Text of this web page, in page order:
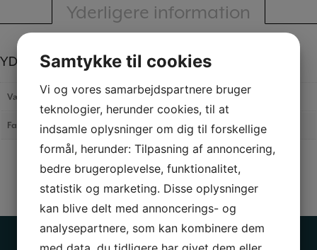
Yderligere information
YDERLIGERE INFORMATION
Vægt N/A
Farve Blå, Fersken, Oliven
Samtykke til cookies
Vi og vores samarbejdspartnere bruger
teknologier, herunder cookies, til at
indsamle oplysninger om dig til forskellige
formål, herunder: Tilpasning af annoncering,
bedre brugeroplevelse, funktionalitet,
statistik og marketing. Disse oplysninger
kan blive delt med annoncerings- og
analysepartnere, som kan kombinere dem